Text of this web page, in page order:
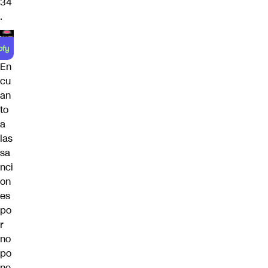
.
En
cu
an
to
a
las
sa
nci
on
es
po
r
no
po